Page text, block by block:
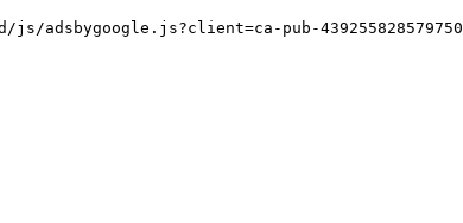
adsbygoogle.js?client=ca-pub-